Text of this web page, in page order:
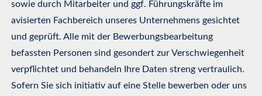
sowie durch Mitarbeiter und ggf. Führungskräfte im
avisierten Fachbereich unseres Unternehmens gesichtet
und geprüft. Alle mit der Bewerbungsbearbeitung
befassten Personen sind gesondert zur Verschwiegenheit
verpflichtet und behandeln Ihre Daten streng vertraulich.
Sofern Sie sich initiativ auf eine Stelle bewerben oder uns